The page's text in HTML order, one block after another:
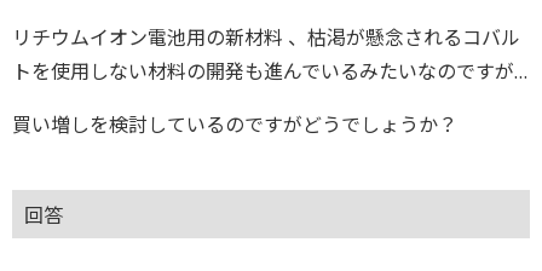
リチウムイオン電池用の新材料 、枯渇が懸念されるコバル
トを使用しない材料の開発も進んでいるみたいなのですが…
買い増しを検討しているのですがどうでしょうか？
回答